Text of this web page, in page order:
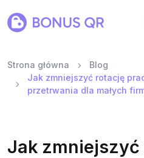
Strona główna
Blog
Jak zmniejszyć rotację
przetrwania dla małych
Jak zmniejszyć